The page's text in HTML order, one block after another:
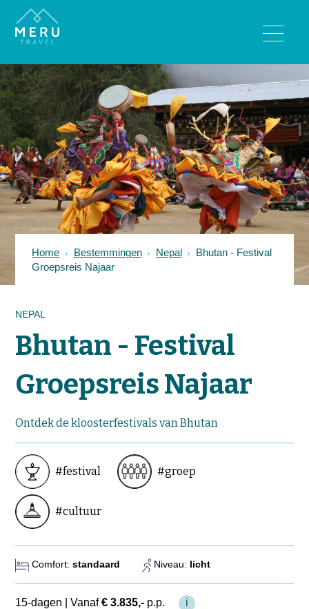
BESTEMMINGEN
Bhutan
India
Nepal
Sri Lanka
Tibet
REISTYPES
Actieve reizen
Festivalreizen
Bijzonder verblijven
OFFERTE
BLOGS
Wie zijn wij?
Waarom Meru
Duurzaamheid
Hotels
Home Bestemmingen Nepal
Bhutan - Festival
Groepsreis Najaar
NEPAL
Bhutan - Festival
Groepsreis Najaar
Ontdek de kloosterfestivals van Bhutan
#festival #groep
#cultuur
Comfort:standaard Niveau: licht
15-dagen |Vanaf€ 3.835,- p.p. i